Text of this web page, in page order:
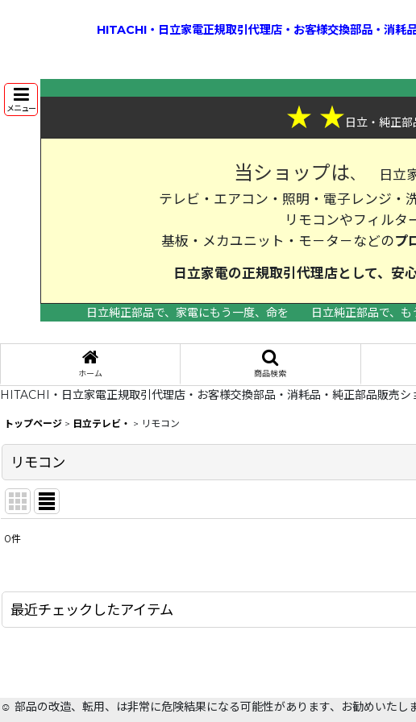
HITACHI・日立家電正規取引代理店・お客様交換部品・消耗
メニュー ★ ★日立・純正部
当ショップは、
日立
テレビ・エアコン・照明・電子レンジ・
リモコンやフィルタ
基板・メカユニット・モ－タ－などのプ
日立家電の正規取引代理店として
日立純正部品で、家電にもう一度、命を
日立純正部品で、
ホーム 商品検索
HITACHI・日立家電正規取引代理店・お客様交換部品・消耗品・純正部品販売シ
トップページ > 日立テレビ・ > リモコン
リモコン
0件
最近チェックしたアイテム
☺️ 部品の改造、転用、は非常に危険結果になる可能性があります、お勧めいたし